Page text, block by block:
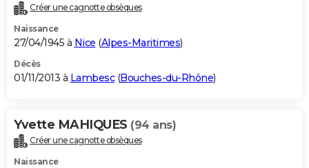
Créer une cagnotte obsèques
Naissance
27/04/1945 à Nice (Alpes-Maritimes)
Décès
01/11/2013 à Lambesc(Bouches-du-Rhône)
Yvette MAHIQUES (94 ans)
Créer une cagnotte obsèques
Naissance